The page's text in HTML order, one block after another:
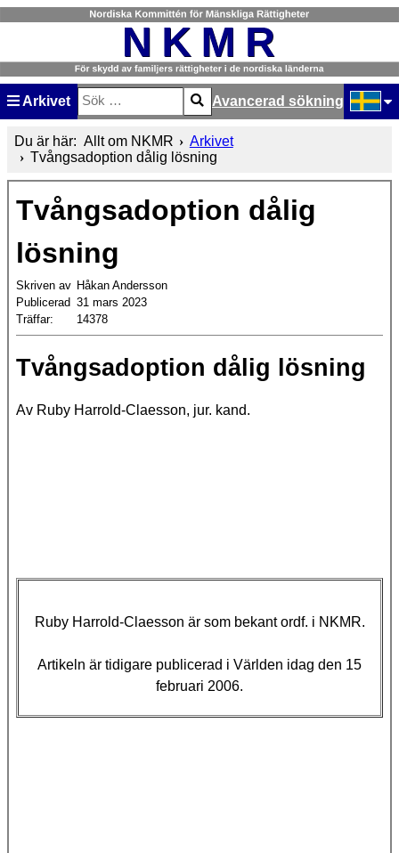
Arkivet
Sök
Type 2 or more characters for results.
Avancerad sökning
Du är här: Allt om NKMR
Arkivet
Tvångsadoption dålig lösning
Tvångsadoption dålig
lösning
Skriven av Håkan Andersson
Publicerad 31 mars 2023
Träffar:
14378
Tvångsadoption dålig lösning
Av Ruby Harrold-Claesson, jur. kand.
Ruby Harrold-Claesson är som bekant ordf. i NKMR.
Artikeln är tidigare publicerad i Världen idag den 15
februari 2006.